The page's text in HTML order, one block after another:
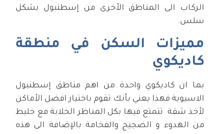
الركاب الى المناطق الأخرى من إسطنبول بشكل
سلس.
مميزات السكن في منطقة
كاديكوي
بما ان كاديكوي واحدة من اهم مناطق إسطنبول
الاسيوية فهذا يعني بأنك تقوم باختيار افضل الأماكن
لأخذ شقة تتمتع فيها بكل المناظر الخلابة مع خليط
من الهدوء و الضجيج والفخامة بالإضافة الى هذه